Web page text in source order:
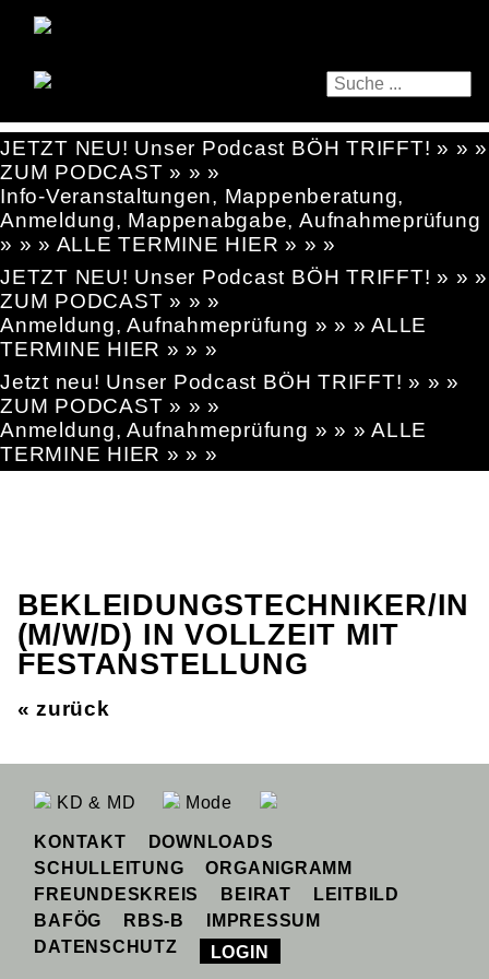
JETZT NEU! Unser Podcast BÖH TRIFFT! » » »
ZUM PODCAST » » »
Info-Veranstaltungen, Mappenberatung,
Anmeldung, Mappenabgabe, Aufnahmeprüfung
» » » ALLE TERMINE HIER » » »
JETZT NEU! Unser Podcast BÖH TRIFFT! » » »
ZUM PODCAST » » »
Anmeldung, Aufnahmeprüfung » » » ALLE
TERMINE HIER » » »
Jetzt neu! Unser Podcast BÖH TRIFFT! » » »
ZUM PODCAST » » »
Anmeldung, Aufnahmeprüfung » » » ALLE
TERMINE HIER » » »
BEKLEIDUNGSTECHNIKER/IN
(M/W/D) IN VOLLZEIT MIT
FESTANSTELLUNG
« zurück
KD & MD Mode
KONTAKT
DOWNLOADS
SCHULLEITUNG
ORGANIGRAMM
FREUNDESKREIS
BEIRAT
LEITBILD
BAFÖG
RBS-B
IMPRESSUM
DATENSCHUTZ
LOGIN